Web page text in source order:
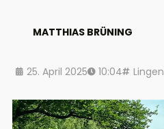
MATTHIAS BRÜNING
25. April 2025 10:04 Lingen